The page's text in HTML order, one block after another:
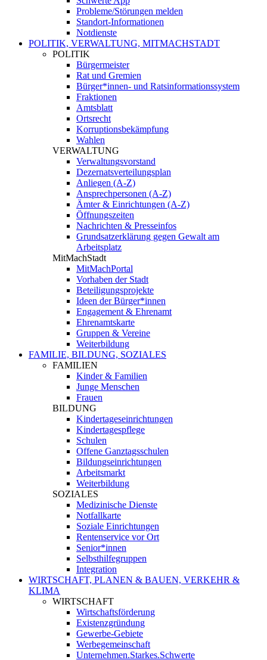
Probleme/Störungen melden
Standort-Informationen
Notdienste
POLITIK, VERWALTUNG, MITMACHSTADT
POLITIK
Bürgermeister
Rat und Gremien
Bürger*innen- und Ratsinformationssystem
Fraktionen
Amtsblatt
Ortsrecht
Korruptionsbekämpfung
Wahlen
VERWALTUNG
Verwaltungsvorstand
Dezernatsverteilungsplan
Anliegen (A-Z)
Ansprechpersonen (A-Z)
Ämter & Einrichtungen (A-Z)
Öffnungszeiten
Nachrichten & Presseinfos
Grundsatzerklärung gegen Gewalt am
Arbeitsplatz
MitMachStadt
MitMachPortal
Vorhaben der Stadt
Beteiligungsprojekte
Ideen der Bürger*innen
Engagement & Ehrenamt
Ehrenamtskarte
Gruppen & Vereine
Weiterbildung
FAMILIE, BILDUNG, SOZIALES
FAMILIEN
Kinder & Familien
Junge Menschen
Frauen
BILDUNG
Kindertageseinrichtungen
Kindertagespflege
Schulen
Offene Ganztagsschulen
Bildungseinrichtungen
Arbeitsmarkt
Weiterbildung
SOZIALES
Medizinische Dienste
Notfallkarte
Soziale Einrichtungen
Rentenservice vor Ort
Senior*innen
Selbsthilfegruppen
Integration
WIRTSCHAFT, PLANEN & BAUEN, VERKEHR &
KLIMA
WIRTSCHAFT
Wirtschaftsförderung
Existenzgründung
Gewerbe-Gebiete
Werbegemeinschaft
Unternehmen.Starkes.Schwerte